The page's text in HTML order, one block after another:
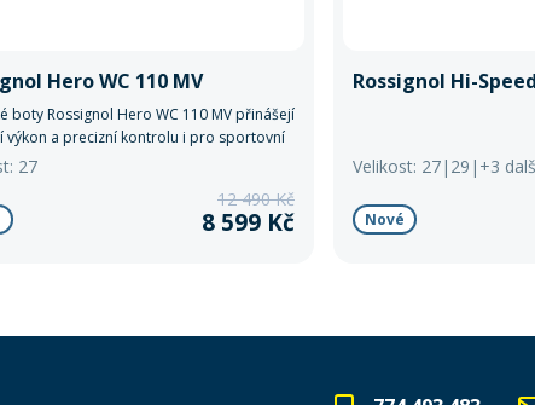
Hero WC 110 MV
boty Rossignol Hero WC 110 MV přinášejí
výkon a precizní kontrolu i pro sportovní
chtějí maximalizovat svůj výkon na
27
12 490 Kč
8 599 Kč
Rossignol Hi-
Velikost: 27|29|+3
Nové